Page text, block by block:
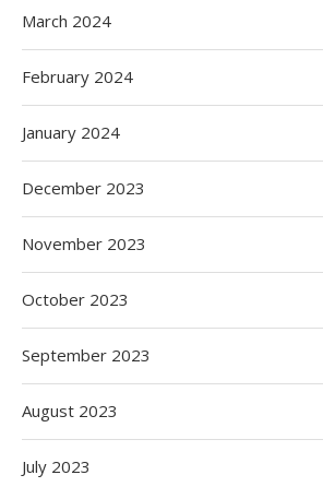
March 2024
February 2024
January 2024
December 2023
November 2023
October 2023
September 2023
August 2023
July 2023